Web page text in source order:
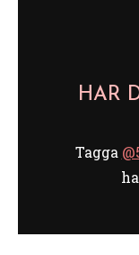
HAR
Tagga